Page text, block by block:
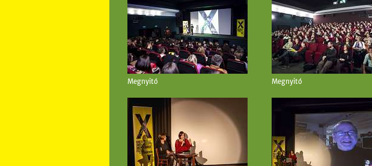
Megnyitó Megnyitó